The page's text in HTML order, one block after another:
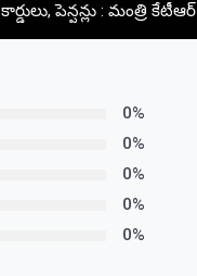
పెన్ష‌న్లు : మంత్రి కేటీఆర్
0%
0%
0%
0%
0%